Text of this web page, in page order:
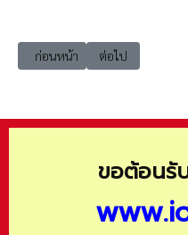
เนื้อหาก่อนหน้า: 20260308 สัญ
ก่อนหน้า เนื้อหาถัดไป:
ต่อไป
ขอต้อนรั